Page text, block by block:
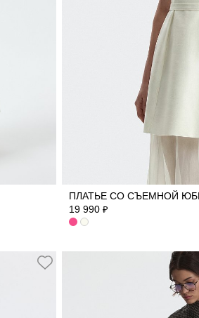
42
ПЛАТЬЕ СО СЪЕМНОЙ
19 990 ₽